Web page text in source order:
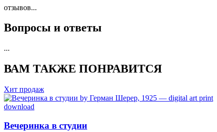
отзывов...
Вопросы и ответы
...
ВАМ ТАКЖЕ ПОНРАВИТСЯ
Хит продаж
Вечеринка в студии